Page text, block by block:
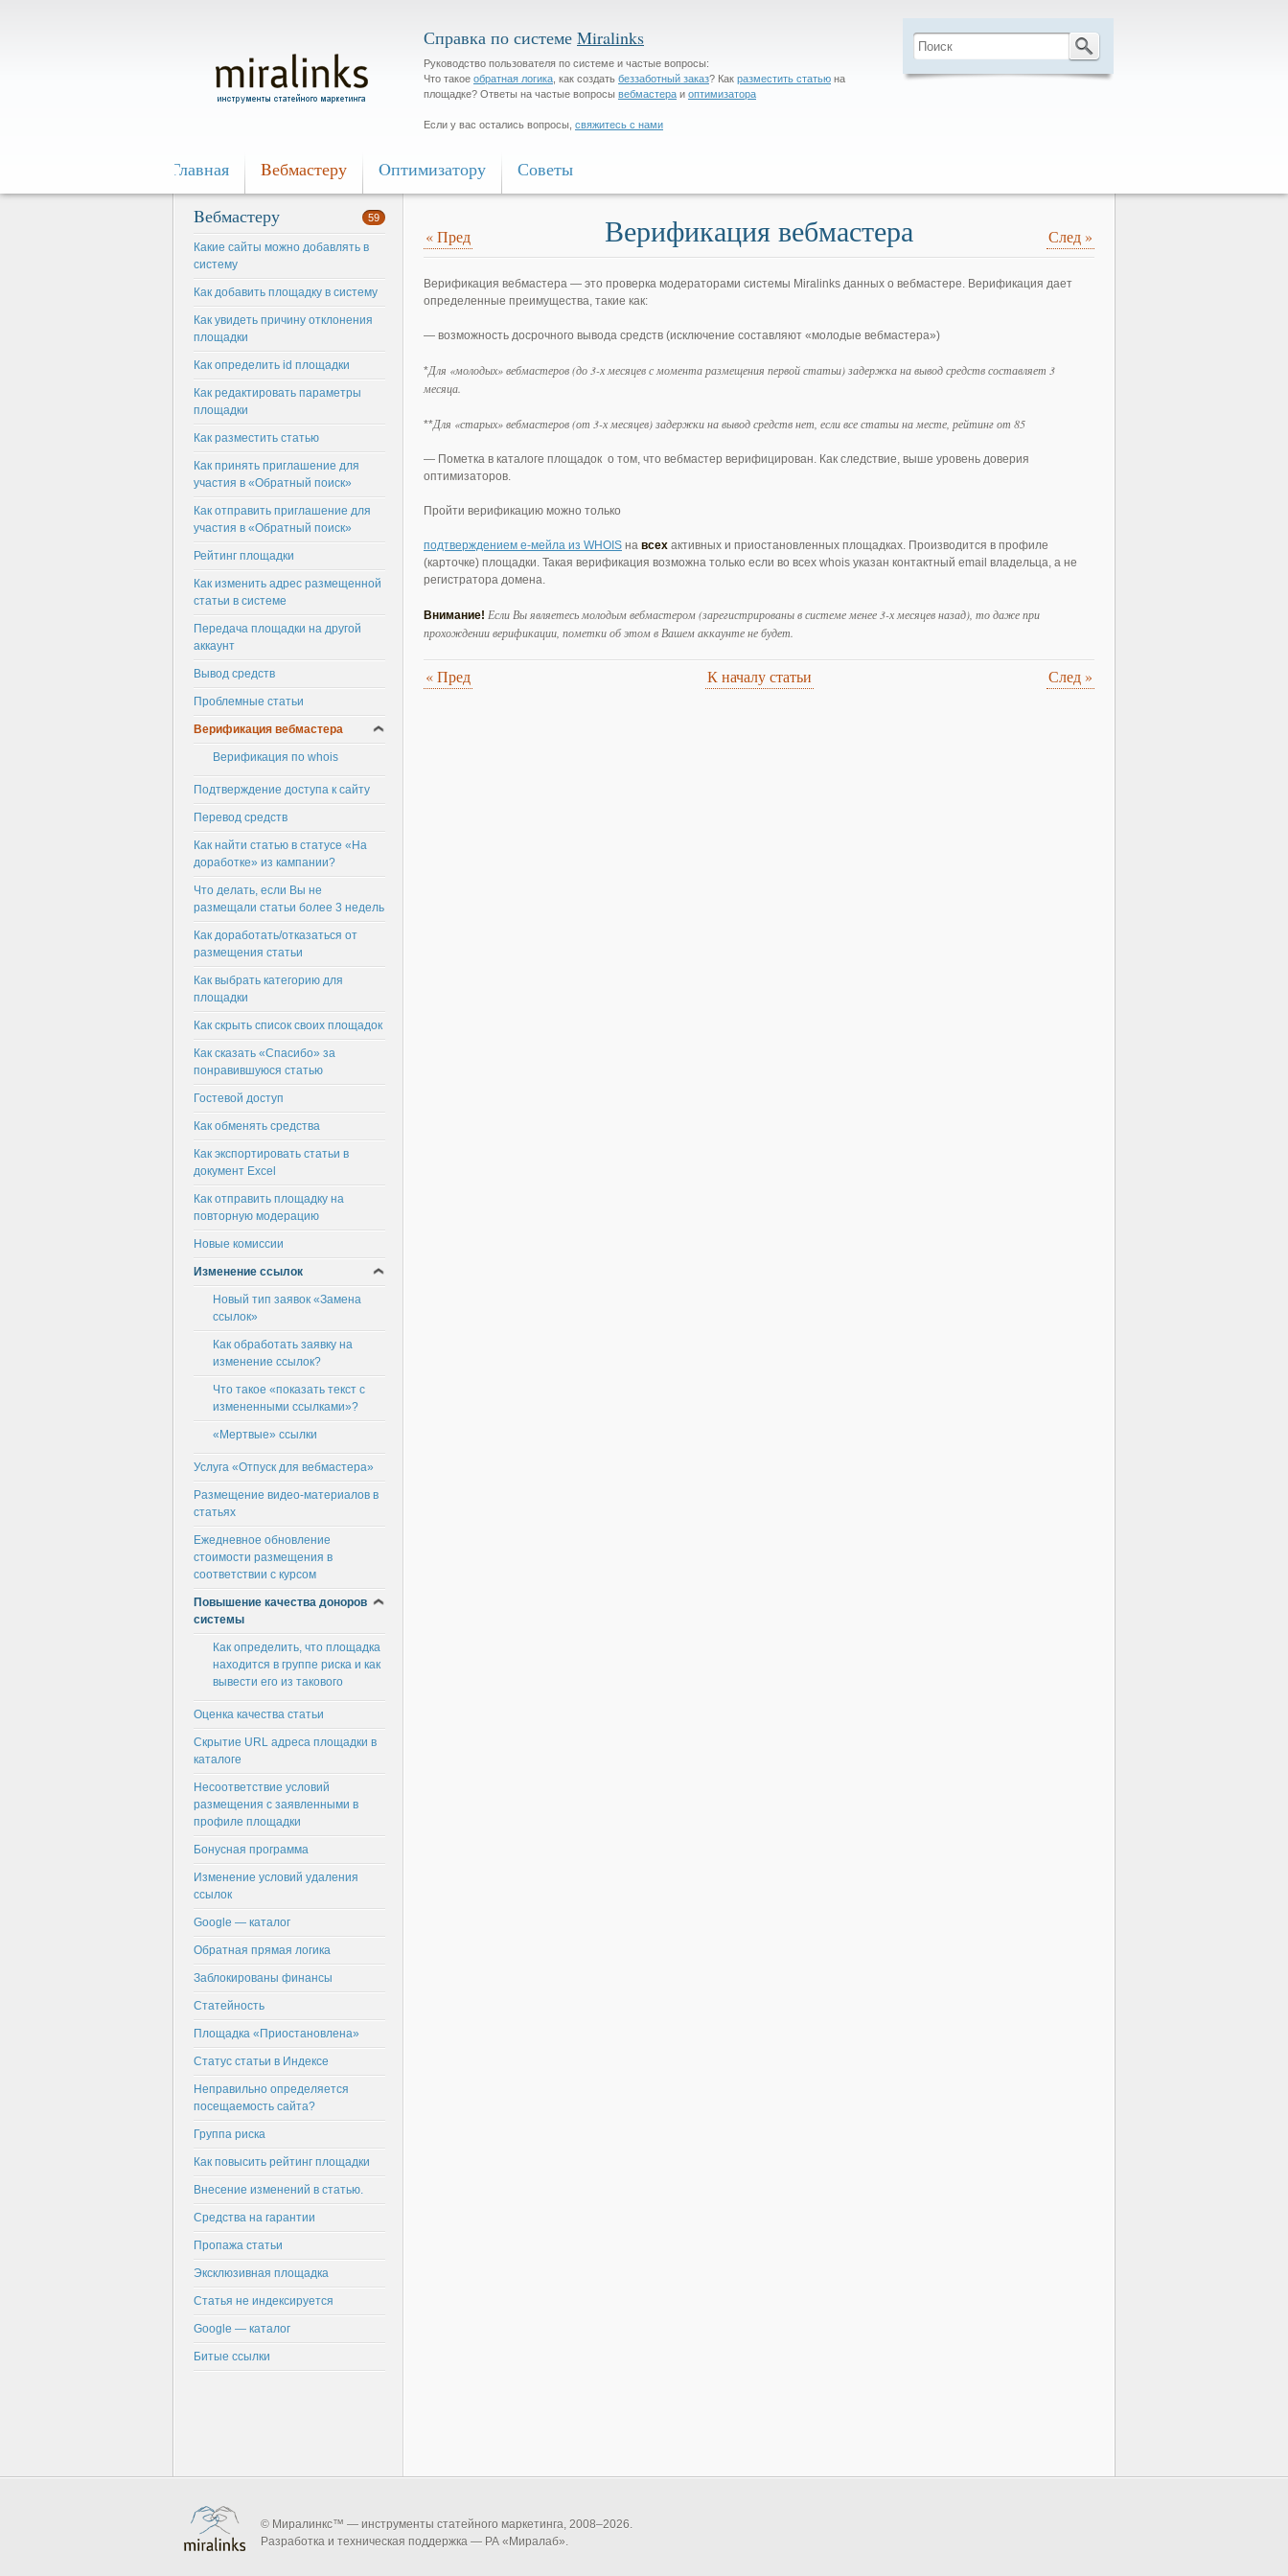
Справка по системе Miralinks
Руководство пользователя по системе и частые вопросы:
Что такое обратная логика , как создать беззаботный заказ? Как разместить статью на
площадке? Ответы на частые вопросы вебмастера и оптимизатора
Если у вас остались вопросы, свяжитесь с нами
Главная Bебмастеру Oптимизатору Советы
«Пред След»
Верификация вебмастера
Верификация вебмастера — это проверка модераторами системы Miralinks данных о вебмастере. Верификация дает
определенные преимущества, такие как:
— возможность досрочного вывода средств (исключение составляют «молодые вебмастера»)
*Для «молодых» вебмастеров (до 3-х месяцев с момента размещения первой статьи) задержка на вывод средств составляет 3
месяца.
**Для «старых» вебмастеров (от 3-х месяцев) задержки на вывод средств нет, если все статьи на месте, рейтинг от 85
— Пометка в каталоге площадок о том, что вебмастер верифицирован. Как следствие, выше уровень доверия
оптимизаторов.
Пройти верификацию можно только
подтверждением е-мейла из WHOIS на всех активных и приостановленных площадках. Производится в профиле
(карточке) площадки. Такая верификация возможна только если во всех whois указан контактный email владельца, а не
регистратора домена.
Внимание! Если Вы являетесь молодым вебмастером (зарегистрированы в системе менее 3-х месяцев назад), то даже при
прохождении верификации, пометки об этом в Вашем аккаунте не будет.
«Пред К началу статьи След»
Bебмастеру 59
Какие сайты можно добавлять в
систему
Как добавить площадку в систему
Как увидеть причину отклонения
площадки
Как определить id площадки
Как редактировать параметры
площадки
Как разместить статью
Как принять приглашение для
участия в «Обратный поиск»
Как отправить приглашение для
участия в «Обратный поиск»
Рейтинг площадки
Как изменить адрес размещенной
статьи в системе
Передача площадки на другой
аккаунт
Вывод средств
Проблемные статьи
Верификация вебмастера
Верификация по whois
Подтверждение доступа к сайту
Перевод средств
Как найти статью в статусе «На
доработке» из кампании?
Что делать, если Вы не
размещали статьи более 3 недель
Как доработать/отказаться от
размещения статьи
Как выбрать категорию для
площадки
Как скрыть список своих площадок
Как сказать «Спасибо» за
понравившуюся статью
Гостевой доступ
Как обменять средства
Как экспортировать статьи в
документ Excel
Как отправить площадку на
повторную модерацию
Новые комиссии
Изменение ссылок
Новый тип заявок «Замена
ссылок»
Как обработать заявку на
изменение ссылок?
Что такое «показать текст с
измененными ссылками»?
«Мертвые» ссылки
Услуга «Отпуск для вебмастера»
Размещение видео-материалов в
статьях
Ежедневное обновление
стоимости размещения в
соответствии с курсом
Повышение качества доноров
системы
Как определить, что площадка
находится в группе риска и как
вывести его из такового
Оценка качества статьи
Скрытие URL адреса площадки в
каталоге
Несоответствие условий
размещения с заявленными в
профиле площадки
Бонусная программа
Изменение условий удаления
ссылок
Google — каталог
Обратная прямая логика
Заблокированы финансы
Статейность
Площадка «Приостановлена»
Статус статьи в Индексе
Неправильно определяется
посещаемость сайта?
Группа риска
Как повысить рейтинг площадки
Внесение изменений в статью.
Средства на гарантии
Пропажа статьи
Эксклюзивная площадка
Статья не индексируется
Google — каталог
Битые ссылки
© Миралинкс™ — инструменты статейного маркетинга, 2008–2026.
Разработка и техническая поддержка — РА «Миралаб».